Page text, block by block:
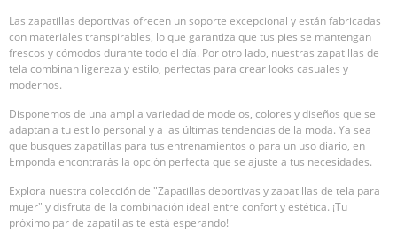
Las zapatillas deportivas ofrecen un soporte excepcional y están fabricadas
con materiales transpirables, lo que garantiza que tus pies se mantengan
frescos y cómodos durante todo el día. Por otro lado, nuestras zapatillas de
tela combinan ligereza y estilo, perfectas para crear looks casuales y
modernos.
Disponemos de una amplia variedad de modelos, colores y diseños que se
adaptan a tu estilo personal y a las últimas tendencias de la moda. Ya sea
que busques zapatillas para tus entrenamientos o para un uso diario, en
Emponda encontrarás la opción perfecta que se ajuste a tus necesidades.
Explora nuestra colección de "Zapatillas deportivas y zapatillas de tela para
mujer" y disfruta de la combinación ideal entre confort y estética. ¡Tu
próximo par de zapatillas te está esperando!